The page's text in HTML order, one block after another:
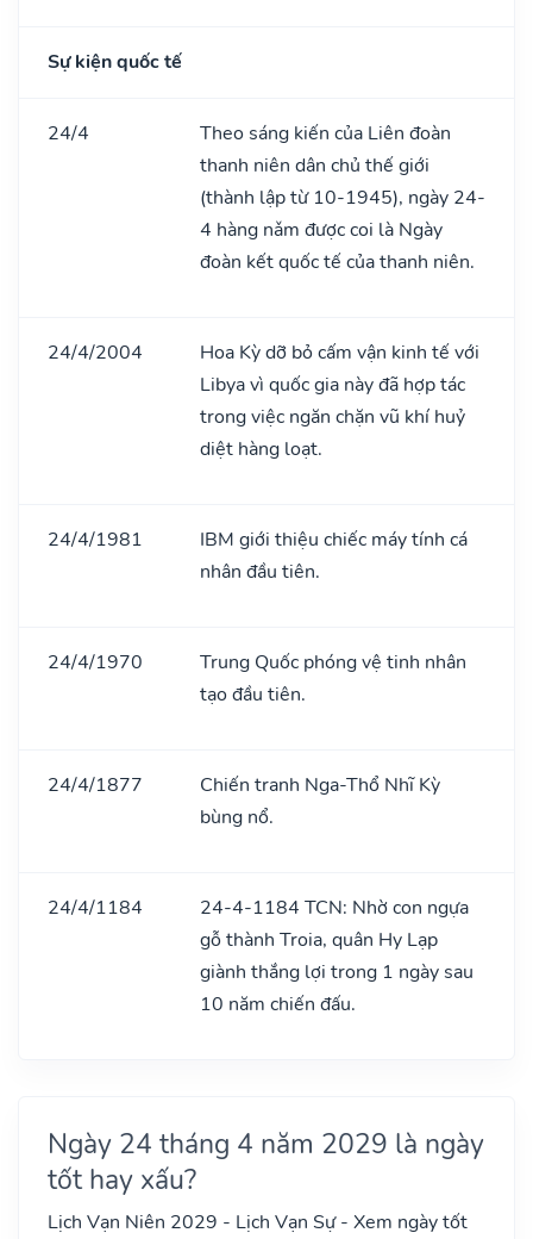
Sự kiện quốc tế
24/4
Theo sáng kiến của Liên đoàn
thanh niên dân chủ thế giới
(thành lập từ 10-1945), ngày 24-
4 hàng nǎm được coi là Ngày
đoàn kết quốc tế của thanh niên.
24/4/2004
Hoa Kỳ dỡ bỏ cấm vận kinh tế với
Libya vì quốc gia này đã hợp tác
trong việc ngăn chặn vũ khí huỷ
diệt hàng loạt.
24/4/1981
IBM giới thiệu chiếc máy tính cá
nhân đầu tiên.
24/4/1970
Trung Quốc phóng vệ tinh nhân
tạo đầu tiên.
24/4/1877
Chiến tranh Nga-Thổ Nhĩ Kỳ
bùng nổ.
24/4/1184
24-4-1184 TCN: Nhờ con ngựa
gỗ thành Troia, quân Hy Lạp
giành thắng lợi trong 1 ngày sau
10 năm chiến đấu.
Ngày 24 tháng 4 năm 2029 là ngày
tốt hay xấu?
Lịch Vạn Niên 2029 - Lịch Vạn Sự - Xem ngày tốt